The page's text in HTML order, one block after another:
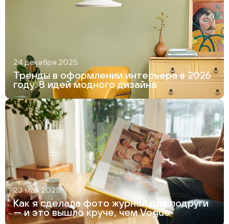
24 декабря 2025
Тренды в оформлении интерьера в 2026
году. 8 идей модного дизайна
23 мая 2025
Как я сделала фото журнал для подруги
— и это вышло круче, чем Vogue